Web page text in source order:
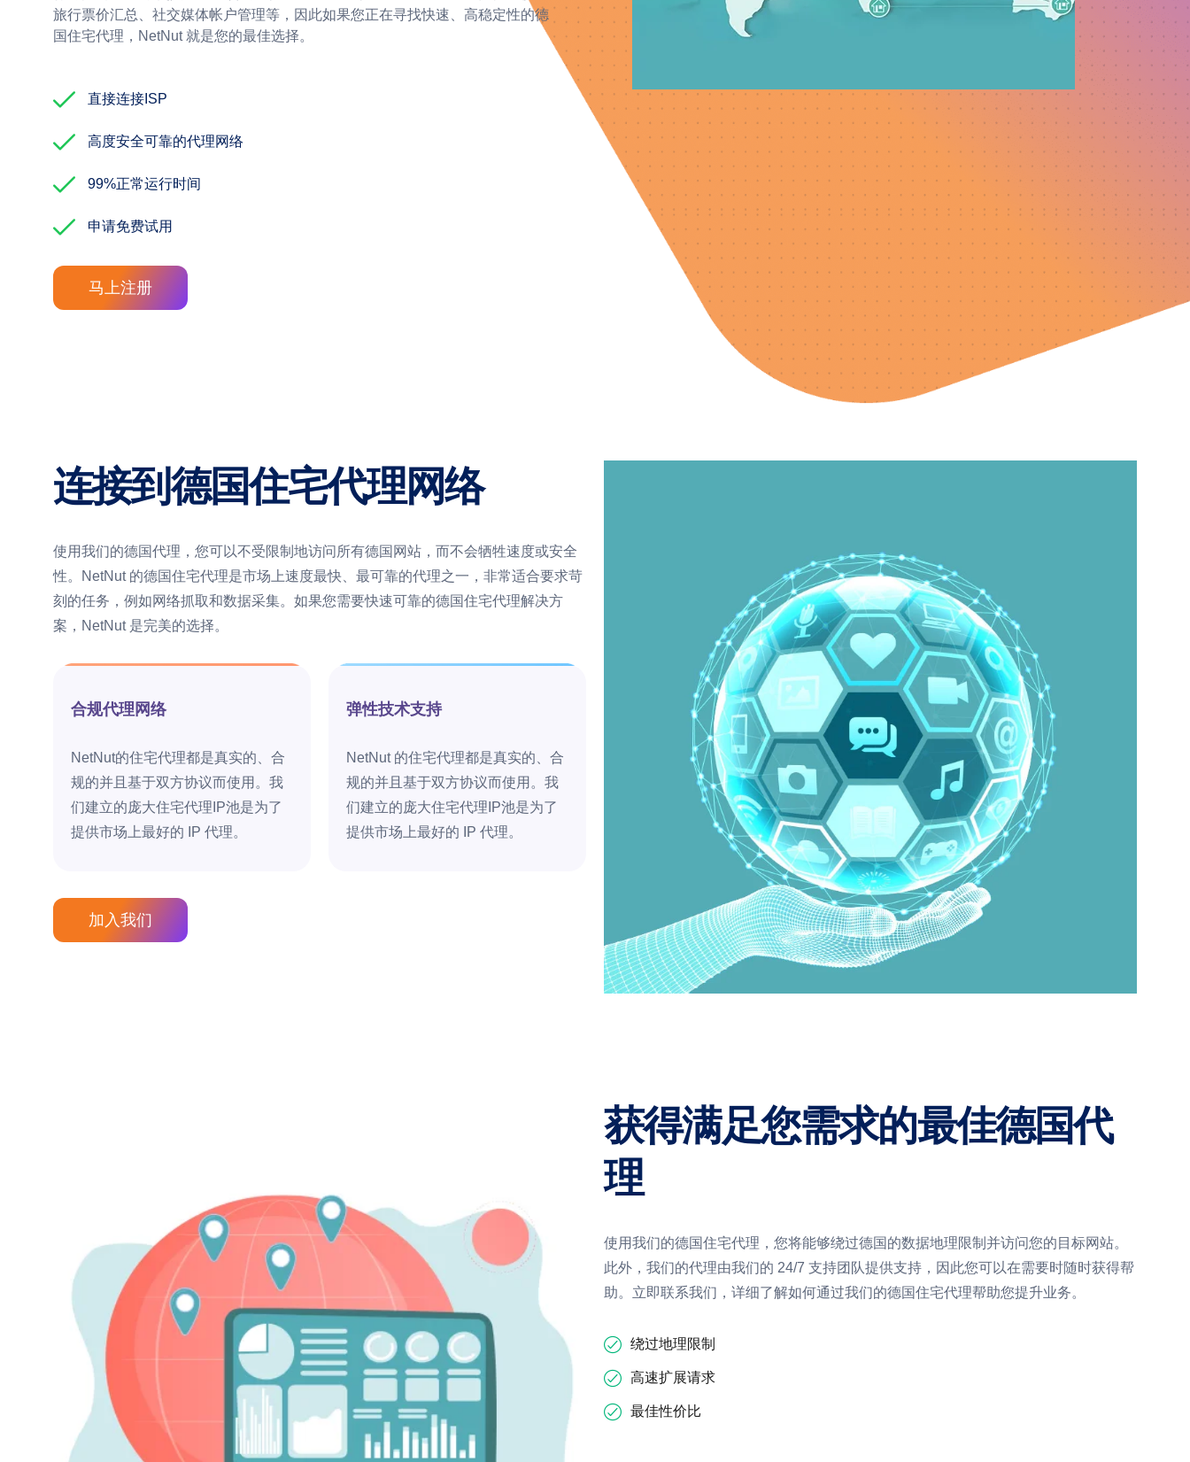
旅行票价汇总、社交媒体帐户管理等，因此如果您正在寻找快速、高稳定性的德
国住宅代理，NetNut 就是您的最佳选择。
直接连接ISP
高度安全可靠的代理网络
99%正常运行时间
申请免费试用
马上注册
连接到德国住宅代理网络
使用我们的德国代理，您可以不受限制地访问所有德国网站，而不会牺牲速度或安全
性。NetNut 的德国住宅代理是市场上速度最快、最可靠的代理之一，非常适合要求苛
刻的任务，例如网络抓取和数据采集。如果您需要快速可靠的德国住宅代理解决方
案，NetNut 是完美的选择。
合规代理网络
NetNut的住宅代理都是真实的、合
规的并且基于双方协议而使用。我
们建立的庞大住宅代理IP池是为了
提供市场上最好的 IP 代理。
弹性技术支持
NetNut 的住宅代理都是真实的、合
规的并且基于双方协议而使用。我
们建立的庞大住宅代理IP池是为了
提供市场上最好的 IP 代理。
加入我们
获得满足您需求的最佳德国代
理
使用我们的德国住宅代理，您将能够绕过德国的数据地理限制并访问您的目标网站。
此外，我们的代理由我们的 24/7 支持团队提供支持，因此您可以在需要时随时获得帮
助。立即联系我们，详细了解如何通过我们的德国住宅代理帮助您提升业务。
绕过地理限制
高速扩展请求
最佳性价比